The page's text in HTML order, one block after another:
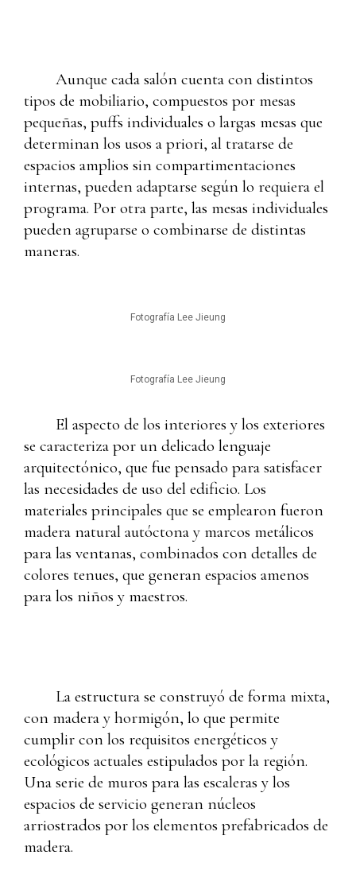
Aunque cada salón cuenta con distintos
tipos de mobiliario, compuestos por mesas
pequeñas, puffs individuales o largas mesas que
determinan los usos a priori, al tratarse de
espacios amplios sin compartimentaciones
internas, pueden adaptarse según lo requiera el
programa. Por otra parte, las mesas individuales
pueden agruparse o combinarse de distintas
maneras.
Fotografía Lee Jieung
Fotografía Lee Jieung
El aspecto de los interiores y los exteriores
se caracteriza por un delicado lenguaje
arquitectónico, que fue pensado para satisfacer
las necesidades de uso del edificio. Los
materiales principales que se emplearon fueron
madera natural autóctona y marcos metálicos
para las ventanas, combinados con detalles de
colores tenues, que generan espacios amenos
para los niños y maestros.
La estructura se construyó de forma mixta,
con madera y hormigón, lo que permite
cumplir con los requisitos energéticos y
ecológicos actuales estipulados por la región.
Una serie de muros para las escaleras y los
espacios de servicio generan núcleos
arriostrados por los elementos prefabricados de
madera.